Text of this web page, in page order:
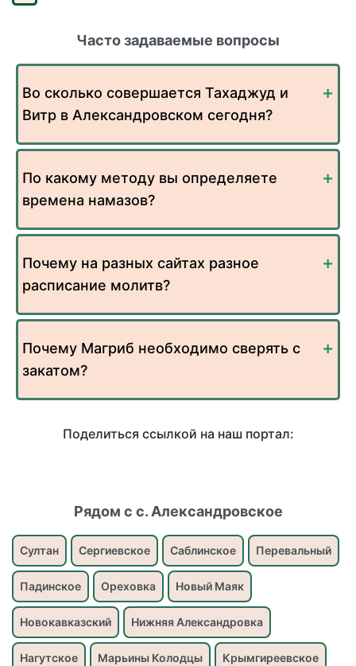
Часто задаваемые вопросы
Во сколько совершается Тахаджуд и
Витр в Александровском сегодня?
По какому методу вы определяете
времена намазов?
Почему на разных сайтах разное
расписание молитв?
Почему Магриб необходимо сверять с
закатом?
Поделиться ссылкой на наш портал:
Рядом с с. Александровское
Султан Сергиевское Саблинское Перевальный
Падинское Ореховка Новый Маяк
Новокавказский Нижняя Александровка
Нагутское Марьины Колодцы Крымгиреевское